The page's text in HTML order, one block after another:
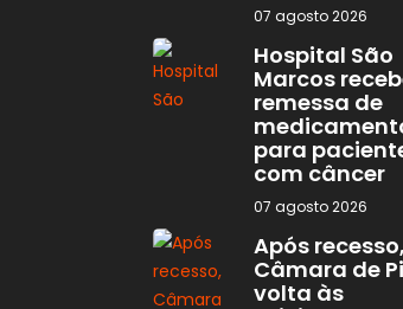
07 agosto 2026
Hospital São
Marcos
remessa de
para
com câncer
07 agosto 2026
Após recesso,
Câmara de
volta às